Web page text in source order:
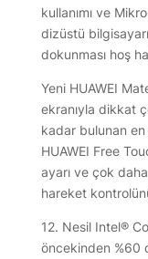
kullanımı ve
dizüstü
dokunması hoş
Yeni HUAWEI
ekranıyla dikkat
kadar bulunan
HUAWEI Free
ayarı ve çok
hareket
12. Nesil Intel®
öncekinden %60